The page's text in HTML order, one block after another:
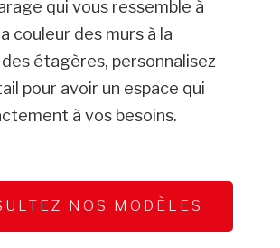
qui vous ressemble à
couleur des murs à la
étagères, personnalisez
pour avoir un espace qui
à vos besoins.
NOS MODÈLES